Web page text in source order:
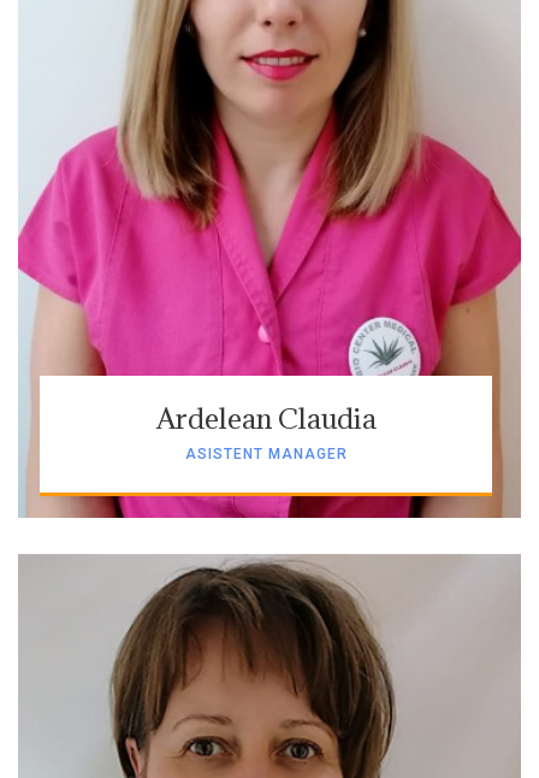
Ardelean Claudia
ASISTENT MANAGER